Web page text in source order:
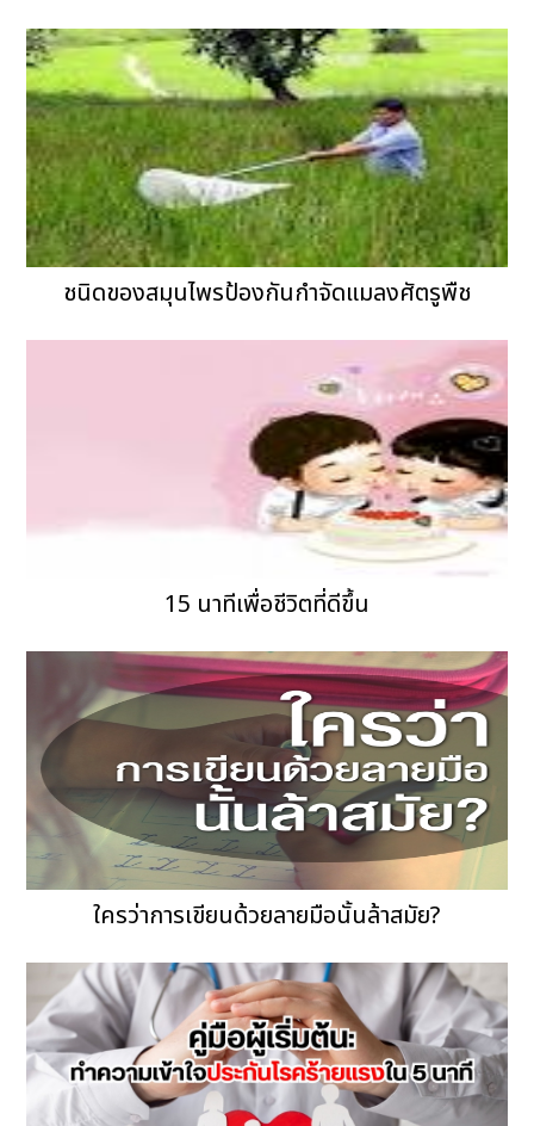
ชนิดของสมุนไพรป้องกันกำจัดแมลงศัตรูพืช
15 นาทีเพื่อชีวิตที่ดีขึ้น
ใครว่าการเขียนด้วยลายมือนั้นล้าสมัย?